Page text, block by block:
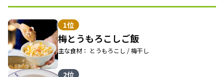
1位
梅とうもろこしご飯
主な食材： とうもろこし / 梅干し
2位